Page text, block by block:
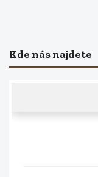
Kde nás najdete